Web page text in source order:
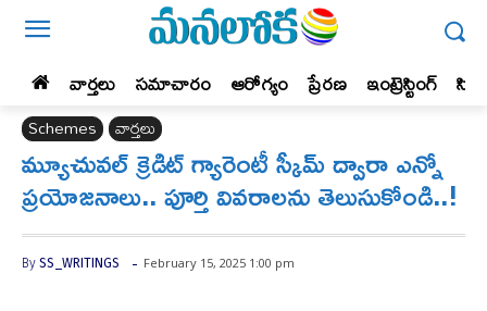
వార్తలు సమాచారం ఆరోగ్యం ప్రేర‌ణ‌ ఇంట్రెస్టింగ్‌
Schemes వార్తలు
మ్యూచువల్ క్రెడిట్ గ్యారెంటీ స్కీమ్‌ ద్వారా ఎన్నో
ప్రయోజనాలు.. పూర్తి వివరాలను తెలుసుకోండి..!
By SS_WRITINGS - February 15, 2025 1:00 pm